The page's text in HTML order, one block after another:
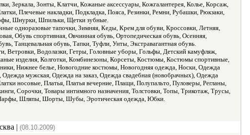
Зеркала, Зонты, Клатчи, Кожаные аксессуары, Кожгалантерея, Колье, Корсаж,
Плечевые накладки, Подкладка, Пояса, Резинки, Ремни, Рубашки, Рюкзаки,
Шнурки, Шпильки, Щетки зубные.
одноразовые тапочки, Зимняя, Кеды, Крем для обуви, Кроссовки, Летняя,
Обувь спортивная, Овчинная обувь, Ортопедическая обувь, Осенняя,
Танцевальная обувь, Тапки, Туфли, Унты, Экстравагантная обувь.
Ветровки, Водолазки, Гетры, Головные уборы, Гольфы, Детский камуфляж,
изделия, Колготки, Комбинезоны, Корсеты, Костюмы, Костюмы спортивные,
Нижнее белье, Новогодние костюмы, Новогодняя одежда, Носки, Одежда
мужская, Одежда на заказ, Одежда свадебная (новобрачных), Одежда
носовые, Платья, Платья вечерние, Плащи, Полупальто, Пуловеры, Регланы,
Сорочки, Товары интимного назначения, Толстовки, Топы, Трикотаж, Трусы,
Шляпы, Шорты, Шубы, Эротическая одежда, Юбки.
| (08.10.2009)